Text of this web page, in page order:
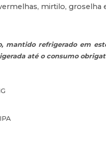
mirtilo,
mantido refrigerado em
até o consumo